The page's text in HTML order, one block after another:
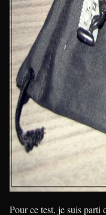
Pour ce test, je suis parti